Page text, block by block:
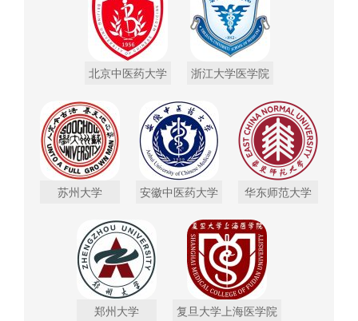
北京中医药大学 浙江大学医学院
苏州大学 安徽中医药大学 华东师范大学
郑州大学 复旦大学上海医学院